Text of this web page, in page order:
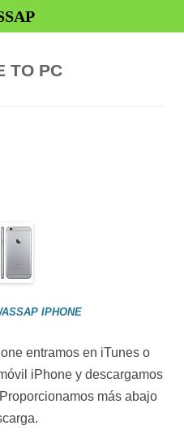
TO PC
IPHONE
entramos en iTunes o
iPhone y descargamos
más abajo